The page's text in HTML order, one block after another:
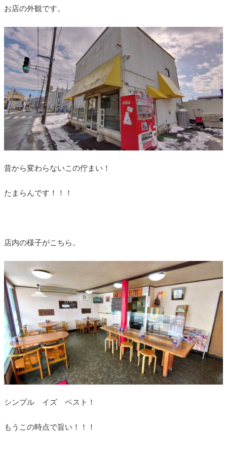
お店の外観です。
昔から変わらないこの佇まい！
たまらんです！！！
店内の様子がこちら。
シンプル イズ ベスト！
もうこの時点で旨い！！！